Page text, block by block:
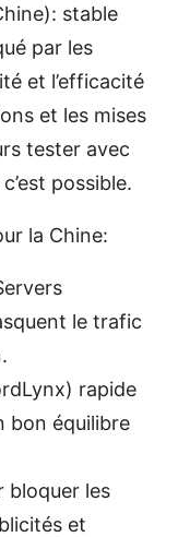
stable
par les
et l’efficacité
et les mises
tester avec
possible.
la Chine:
le trafic
rapide
bon équilibre
bloquer les
et